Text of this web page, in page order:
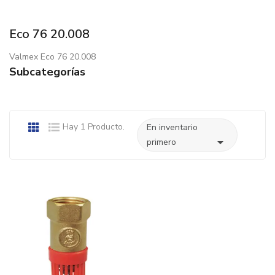
Eco 76 20.008
Valmex Eco 76 20.008
Subcategorías
Hay 1 Producto.
En inventario
primero
